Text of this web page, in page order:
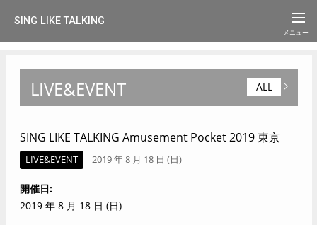
SING LIKE TALKING
LIVE&EVENT ALL
SING LIKE TALKING Amusement Pocket 2019 東京
LIVE&EVENT 2019 年 8 月 18 日 (日)
開催日
2019 年 8 月 18 日 (日)